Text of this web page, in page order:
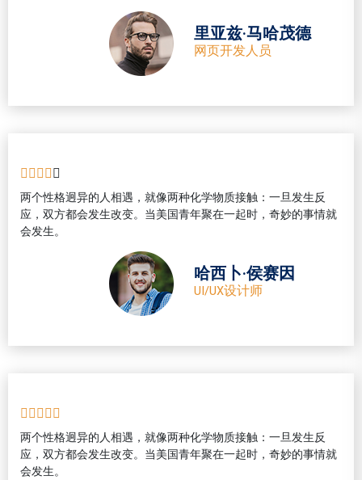
里亚兹·马哈茂德
网页开发人员
两个性格迥异的人相遇，就像两种化学物质接触：一旦发生反
应，双方都会发生改变。当美国青年聚在一起时，奇妙的事情就
会发生。
哈西卜·侯赛因
UI/UX设计师
两个性格迥异的人相遇，就像两种化学物质接触：一旦发生反
应，双方都会发生改变。当美国青年聚在一起时，奇妙的事情就
会发生。